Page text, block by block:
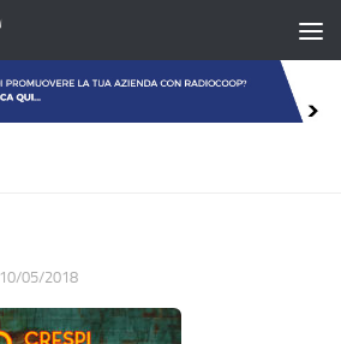
10/05/2018